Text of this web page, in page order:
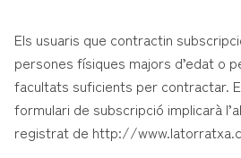
Els usuaris que contractin
persones físiques majors d’edat o
facultats suficients per contractar.
formulari de subscripció implicarà
registrat de http://